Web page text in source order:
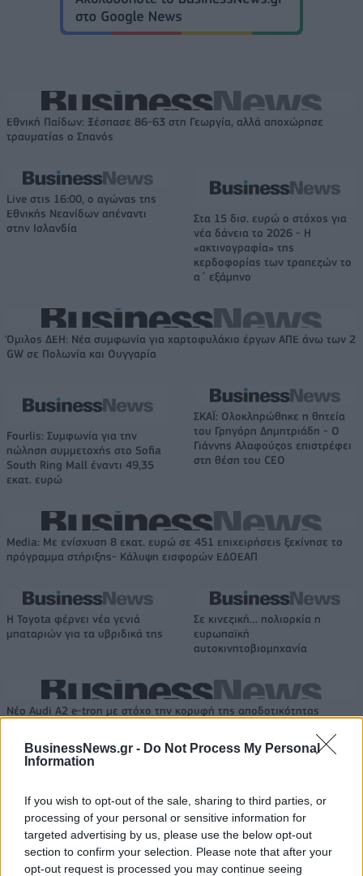
BusinessNews.gr - Do Not Process My Personal
Information
If you wish to opt-out of the sale, sharing to third parties, or
processing of your personal or sensitive information for
targeted advertising by us, please use the below opt-out
section to confirm your selection. Please note that after your
opt-out request is processed you may continue seeing
Εθνική Παίδων: Ξέσπασε 86-63 στη Γεωργία, αλλά αποχώρησε
τραυματίας ο Σπανός
Live στις 16:00, ο αγώνας της
Εθνικής Νεανίδων απέναντι
στην Ισλανδία
Στα 15 δισ. ευρώ ο στόχος για
νέα δάνεια το 2026 - Η
«ακτινογραφία» της
κερδοφορίας των τραπεζών το
α΄ εξάμηνο
Όμιλος ΔΕΗ: Νέα συμφωνία για χαρτοφυλάκιο έργων ΑΠΕ άνω των 2
GW σε Πολωνία και Ουγγαρία
Fourlis: Συμφωνία για την
πώληση συμμετοχής στο Sofia
South Ring Mall έναντι 49,35
εκατ. ευρώ
ΣΚΑΪ: Ολοκληρώθηκε η θητεία
του Γρηγόρη Δημητριάδη - Ο
Γιάννης Αλαφούζος επιστρέφει
στη θέση του CEO
Media: Με ενίσχυση 8 εκατ. ευρώ σε 451 επιχειρήσεις ξεκίνησε το
πρόγραμμα στήριξης- Κάλυψη εισφορών ΕΔΟΕΑΠ
Η Toyota φέρνει νέα γενιά
μπαταριών για τα υβριδικά της
Σε κινεζική… πολιορκία η
ευρωπαϊκή
αυτοκινητοβιομηχανία
Νέο Audi A2 e-tron με στόχο την κορυφή της αποδοτικότητας
Χρηματιστήριο Αθηνών: Εβδομαδιαία άνοδος 1,76%, κέρδη 23,31%
από τις αρχές του έτους